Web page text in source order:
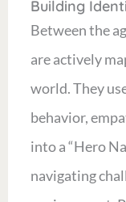
Building
Between the
are actively
world. They
behavior,
into a “Hero
navigating